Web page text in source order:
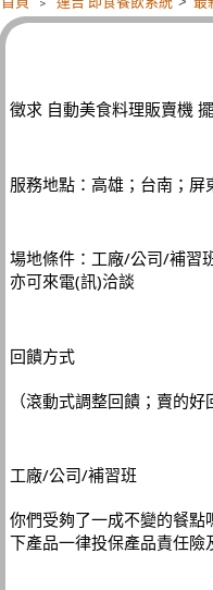
徵求 自動美食料理販賣機
服務地點：高雄；台南；屏
場地條件：工廠/公司/補習
亦可來電(訊)洽談
回饋方式
（滾動式調整回饋；賣的
工廠/公司/補習班
你們受夠了一成不變的餐
下產品一律投保產品責任險